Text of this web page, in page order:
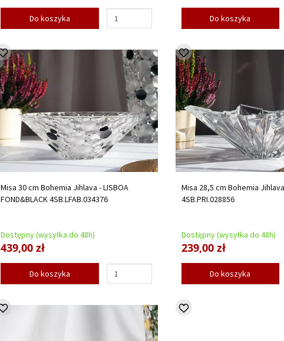
Do koszyka Do koszyka
Misa 30 cm Bohemia Jihlava - LISBOA
FOND&BLACK 4SB.LFAB.034376
Dostępny (wysyłka do 48h)
439,00 zł
Do koszyka
Misa 28,5 cm Bohemia Jihlava
4SB.PRI.028856
Dostępny (wysyłka do 48h)
239,00 zł
Do koszyka